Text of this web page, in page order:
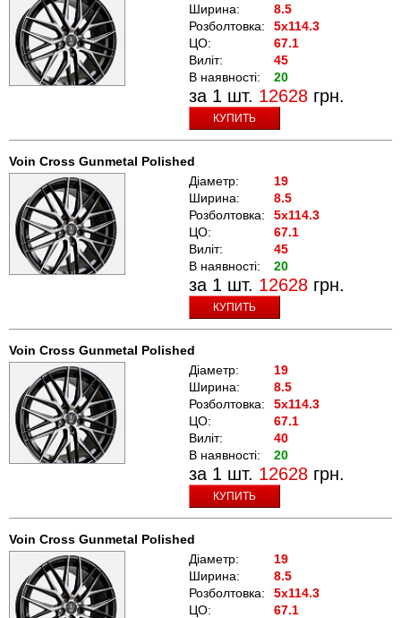
Ширина:
8.5
Розболтовка:
5x114.3
ЦО:
67.1
Виліт:
45
В наявності:
20
за 1 шт. 12628 грн.
КУПИТЬ
Voin Cross Gunmetal Polished
Діаметр:
19
Ширина:
8.5
Розболтовка:
5x114.3
ЦО:
67.1
Виліт:
45
В наявності:
20
за 1 шт. 12628 грн.
КУПИТЬ
Voin Cross Gunmetal Polished
Діаметр:
19
Ширина:
8.5
Розболтовка:
5x114.3
ЦО:
67.1
Виліт:
40
В наявності:
20
за 1 шт. 12628 грн.
КУПИТЬ
Voin Cross Gunmetal Polished
Діаметр:
19
Ширина:
8.5
Розболтовка:
5x114.3
ЦО:
67.1